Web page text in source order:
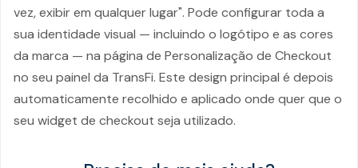
vez, exibir em qualquer lugar". Pode configurar toda a
sua identidade visual — incluindo o logótipo e as cores
da marca — na página de Personalização de Checkout
no seu painel da TransFi. Este design principal é depois
automaticamente recolhido e aplicado onde quer que o
seu widget de checkout seja utilizado.